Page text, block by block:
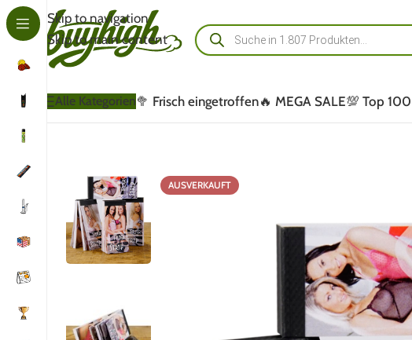
Skip to navigation
Skip to main content
Alle Kategorien🥦 Frisch eingetroffen🔥 MEGA SALE💯 Top 100
AUSVERKAUFT